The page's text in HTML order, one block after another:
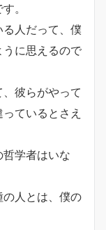
。
人だって、 僕
に思えるので
彼らがやって
ているとさえ
学者はいな
人とは、僕の